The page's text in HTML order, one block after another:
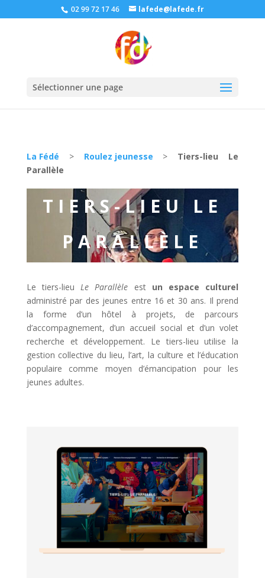
02 99 72 17 46 lafede@lafede.fr
Sélectionner une page
La Fédé > Roulez jeunesse > Tiers-lieu Le
Parallèle
TIERS-LIEU LE
PARALLÈLE
Le tiers-lieuLe Parallèle est un espace culturel
administré par des jeunes entre 16 et 30 ans. Il prend
la forme d’un hôtel à projets, de parcours
d’accompagnement, d’un accueil social et d’un volet
recherche et développement. Le tiers-lieu utilise la
gestion collective du lieu, l’art, la culture et l’éducation
populaire comme moyen d’émancipation pour les
jeunes adultes.